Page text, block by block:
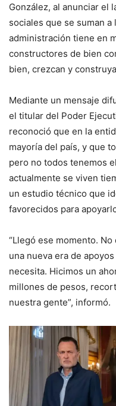
González, al anunciar el
sociales que se suman a
administración tiene en
constructores de bien
bien, crezcan y
Mediante un mensaje
el titular del Poder
reconoció que en la
mayoría del país, y que
pero no todos tenemos
actualmente se viven
un estudio técnico que
favorecidos para
“Llegó ese momento.
una nueva era de
necesita. Hicimos un
millones de pesos,
nuestra gente”, informó.